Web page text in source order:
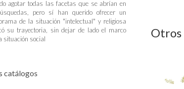
agotar todas las facetas que se abrían en
pero sí han querido ofrecer un
de la situación "intelectual" y religiosa
su trayectoria, sin dejar de lado el marco
situación social
catálogos
Otros